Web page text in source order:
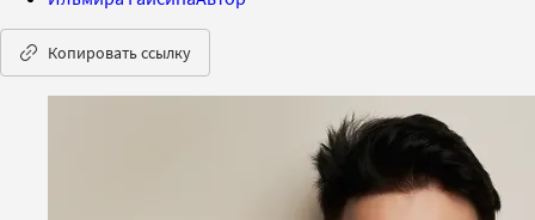
Копировать ссылку